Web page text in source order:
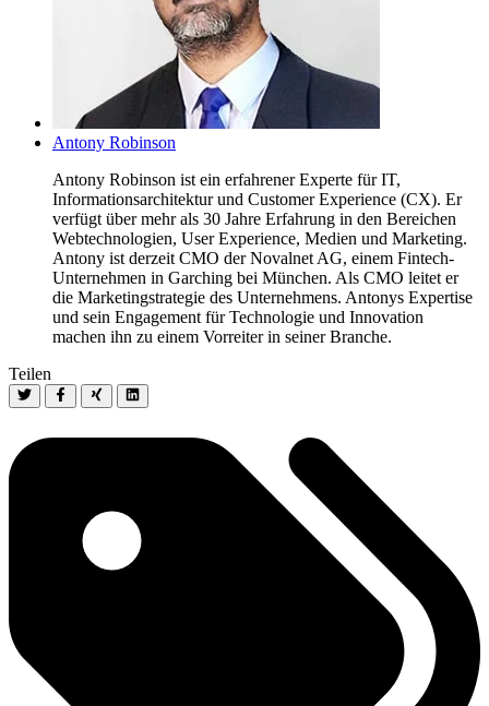
Antony Robinson
Antony Robinson ist ein erfahrener Experte für IT,
Informationsarchitektur und Customer Experience (CX). Er
verfügt über mehr als 30 Jahre Erfahrung in den Bereichen
Webtechnologien, User Experience, Medien und Marketing.
Antony ist derzeit CMO der Novalnet AG, einem Fintech-
Unternehmen in Garching bei München. Als CMO leitet er
die Marketingstrategie des Unternehmens. Antonys Expertise
und sein Engagement für Technologie und Innovation
machen ihn zu einem Vorreiter in seiner Branche.
Teilen